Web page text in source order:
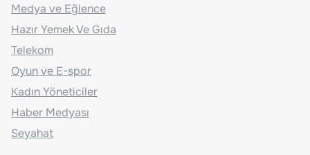
Medya ve Eğlence
Hazır Yemek Ve Gıda
Telekom
Oyun ve E-spor
Kadın Yöneticiler
Haber Medyası
Seyahat